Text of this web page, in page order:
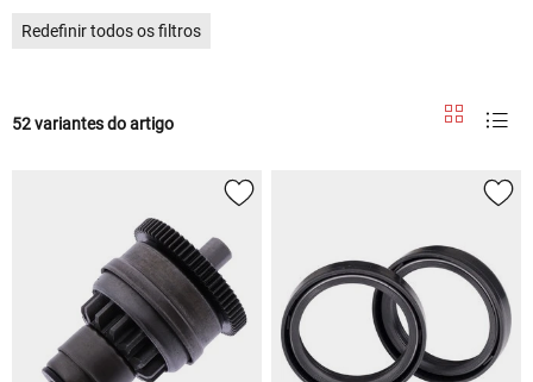
Redefinir todos os filtros
52 variantes do artigo